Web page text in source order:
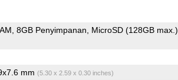
8GB Penyimpanan MicroSD (128GB max.)
mm (5.30 x 2.59 x 0.30 inches)